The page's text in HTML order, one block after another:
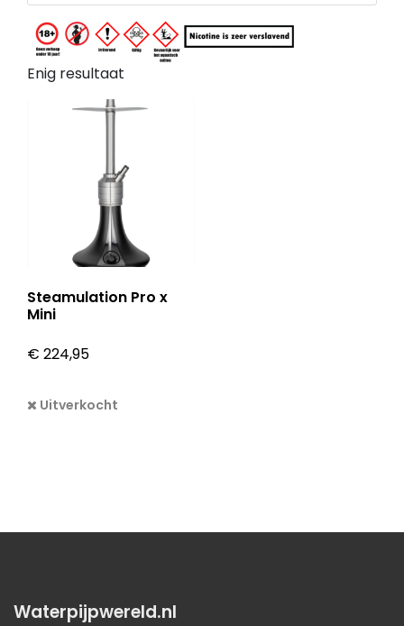
Enig resultaat
Steamulation Pro x
Mini
€ 224,95
Uitverkocht
Waterpijpwereld.nl